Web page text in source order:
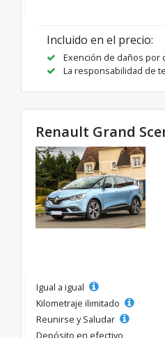
Incluido en el precio:
Exención de daños por
La responsabilidad de
Renault Grand
Igual a igual
Kilometraje ilimitado
Reunirse y Saludar
Depósito en efectivo